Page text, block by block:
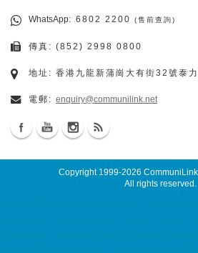
WhatsApp: 6802 2200 (售前查詢)
傳真: (852) 2998 0800
地址: 香港九龍新蒲崗大有街32號泰
電郵: enquiry@communilink.net
Copyright 1999-2026
All rights reserved.